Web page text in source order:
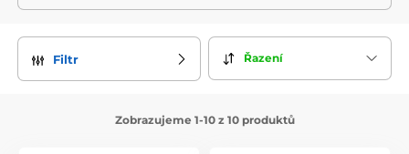
inovativní řešení pro péči o pleť, nebo produkty speciálně
které vyhovují všem vašim potřebám.
Fillimilli se zavazuje k udržitelnosti a etické výrobě.
Značka
Filtr Řazení
Zobrazujeme 1-10 z 10 produktů